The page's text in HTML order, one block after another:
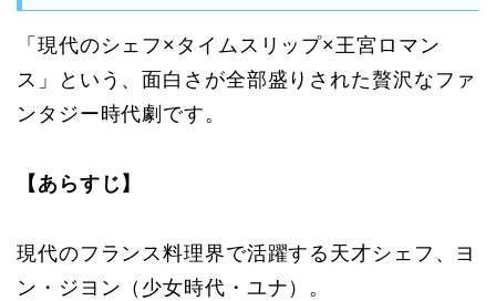
「現代のシェフ×タイムスリップ×王宮ロマン
ス」という、面白さが全部盛りされた贅沢なファ
ンタジー時代劇です。
【あらすじ】
現代のフランス料理界で活躍する天才シェフ、ヨ
ン・ジヨン（少女時代・ユナ）。